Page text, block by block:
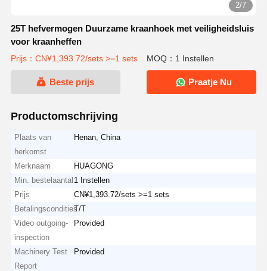
2/7
25T hefvermogen Duurzame kraanhoek met veiligheidsluis
voor kraanheffen
Prijs：CN¥1,393.72/sets >=1 sets MOQ：1 Instellen
Beste prijs Praatje Nu
Productomschrijving
Plaats van
herkomst
Henan, China
Merknaam
HUAGONG
Min. bestelaantal 1 Instellen
Prijs
CN¥1,393.72/sets >=1 sets
BetalingsconditiesT/T
Video outgoing-
inspection
Provided
Machinery Test
Report
Provided